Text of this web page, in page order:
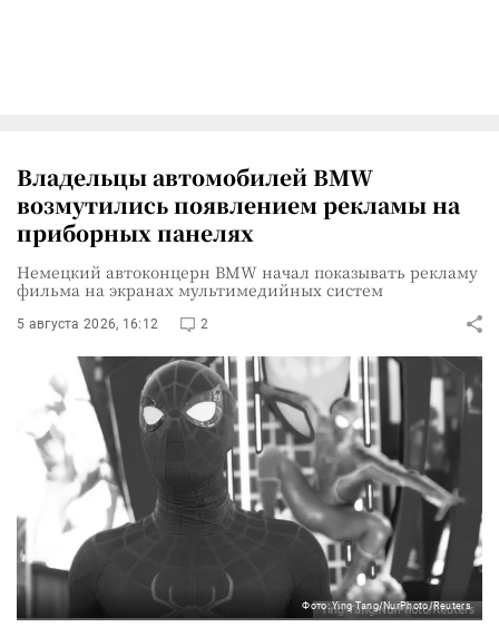
Владельцы автомобилей BMW
возмутились появлением рекламы на
приборных панелях
Немецкий автоконцерн BMW начал показывать рекламу
фильма на экранах мультимедийных систем
5 августа 2026, 16:12 2
Фото: Ying Tang/NurPhoto/Reuters